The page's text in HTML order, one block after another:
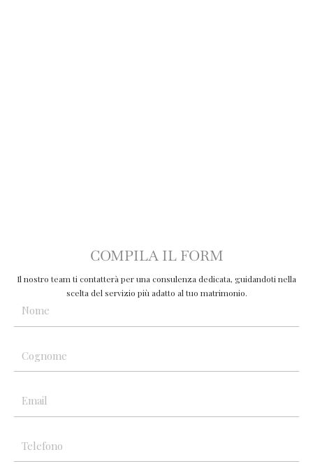
COMPILA IL FORM
Il nostro team ti contatterà per una consulenza dedicata, guidandoti nella
scelta del servizio più adatto al tuo matrimonio.